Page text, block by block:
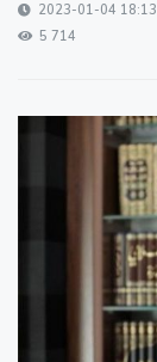
2023-01-04 18:13
5 714